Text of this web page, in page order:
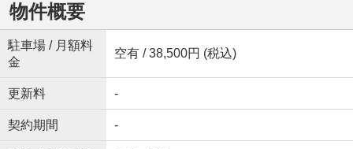
物件概要
駐車場 / 月額料
金
空有 / 38,500円 (税込)
更新料 -
契約期間 -